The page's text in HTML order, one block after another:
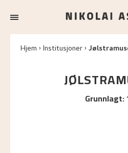
Hjem Institusjoner
Grunnlagt: